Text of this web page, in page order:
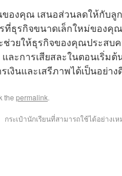
องคุณ เสนอส่วนลดให้กับลู
รที่ธุรกิจขนาดเล็กใหม่ของคุ
วยให้ธุรกิจของคุณประสบค
ะการเสียสละในตอนเริ่มต้
นและเสรีภาพได้เป็นอย่าง
the permalink.
กระเป๋านักเรียนที่สามารถใช้ได้อย่างเ